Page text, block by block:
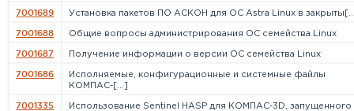
7001689 Установка пакетов ПО АСКОН для ОС Astra Linux в
7001688 Общие вопросы администрирования ОС семейства Linux
7001687 Получение информации о версии ОС семейства Linux
7001686
Исполняемые, конфигурационные и системные файлы
КОМПАС-[...]
7001335
Использование Sentinel HASP для КОМПАС-3D, запущенного